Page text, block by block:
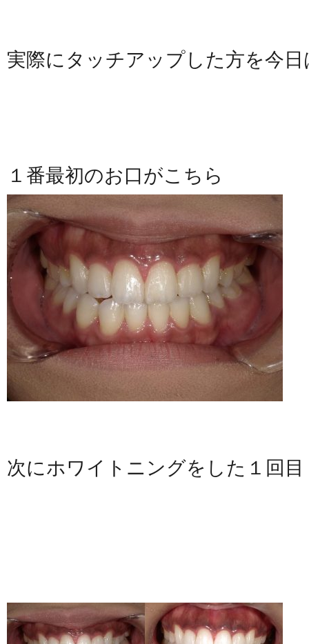
実際にタッチアップした方を今
１番最初のお口がこちら
次にホワイトニングをした１回目